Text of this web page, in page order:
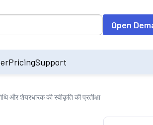
the input field. On entering data into
Open
PricingSupport
और शेयरधारक की स्वीकृति की प्रतीक्षा